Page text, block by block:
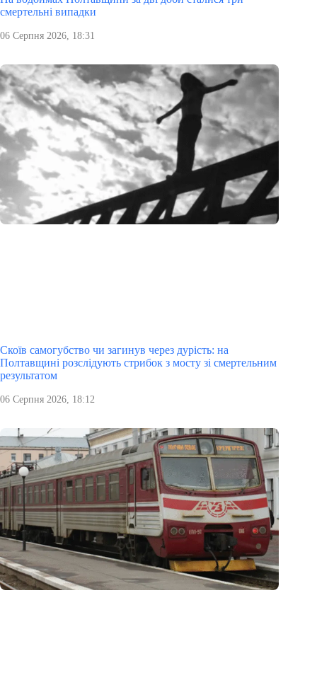
смертельні випадки
06 Серпня 2026, 18:31
Скоїв самогубство чи загинув через дурість: на
Полтавщині розслідують стрибок з мосту зі смертельним
результатом
06 Серпня 2026, 18:12